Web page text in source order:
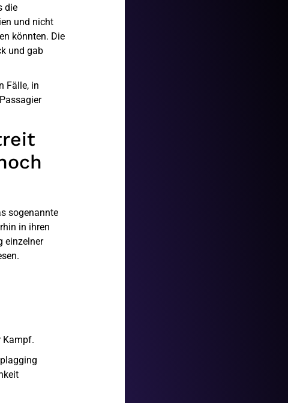
die
und nicht
könnten. Die
und gab
Fälle, in
sogenannte
in ihren
einzelner
Kampf.